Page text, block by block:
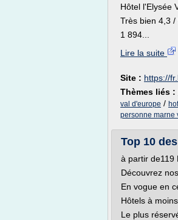
Hôtel l'Elysée
Très bien 4,3
1 894...
Lire la suite
Site : https://
Thèmes liés :
val d'europe /
personne marne
Top 10
à partir de119
Découvrez
En vogue en
Hôtels à
Le plus